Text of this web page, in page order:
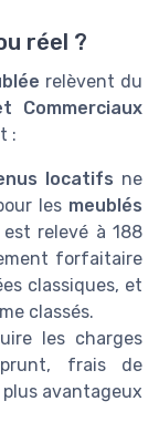
réel ?
relèvent du
Commerciaux
:
locatifs ne
les meublés
relevé à 188
forfaitaire
classiques, et
classés.
les charges
frais de
plus avantageux